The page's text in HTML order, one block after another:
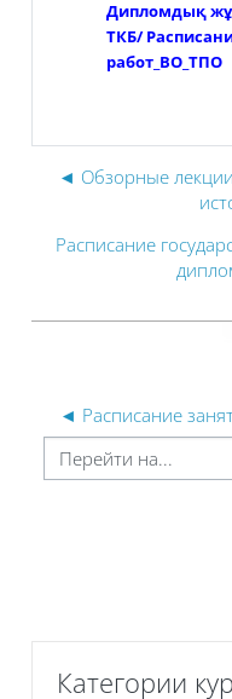
Дипломдық
ТКБ/
работ_ВО_ТПО
◄ Обзорные лекции
Расписание
◄ Расписание
на...
Категории